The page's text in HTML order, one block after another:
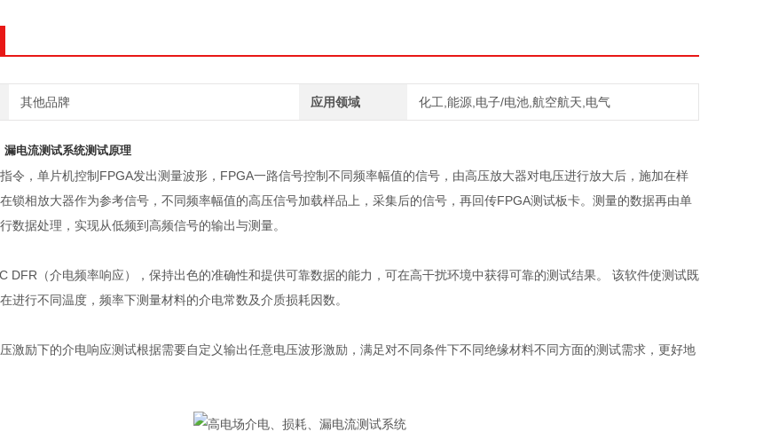
其他品牌 应用领域 化工,能源,电子/电池,航空航天,电气
漏电流测试系统测试原理
令，单片机控制 FPGA发出测量波形， FPGA一路信号控制不同频率幅值的信号，由高压放大器对电压进行放大后，施加在样
锁相放大器作为参考信号，不同频率幅值的高压信号加载样品上，采集后的信号，再回传FPGA测试板卡。测量的数据再由单
数据处理，实现从低频到高频信号的输出与测量。
DFR （介电频率响应），保持出色的准确性和提供可靠数据的能力，可在高干扰环境中获得可靠的测试结果。 该软件使测试既
进行不同温度，频率下测量材料的介电常数及介质损耗因数。
激励下的介电响应测试根据需要自定义输出任意电压波形激励，满足对不同条件下不同绝缘材料不同方面的测试需求，更好地